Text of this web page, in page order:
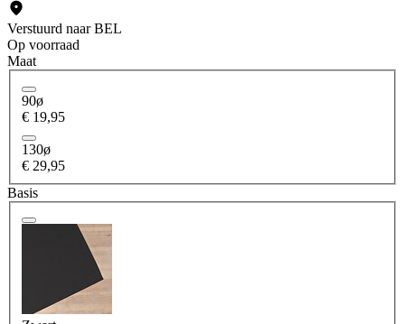
Verstuurd naar BEL
Op voorraad
Maat
90ø
€ 19,95
130ø
€ 29,95
Basis